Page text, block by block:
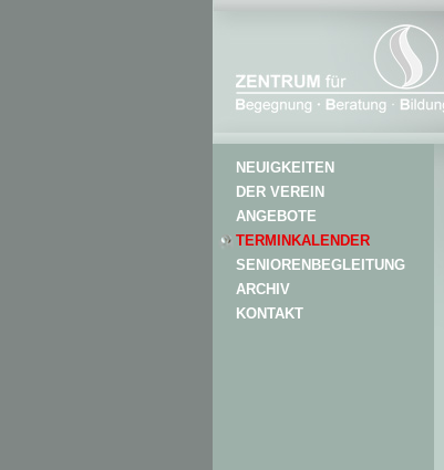
NEUIGKEITEN
DER VEREIN
ANGEBOTE
TERMINKALENDER
SENIORENBEGLEITUNG
ARCHIV
KONTAKT